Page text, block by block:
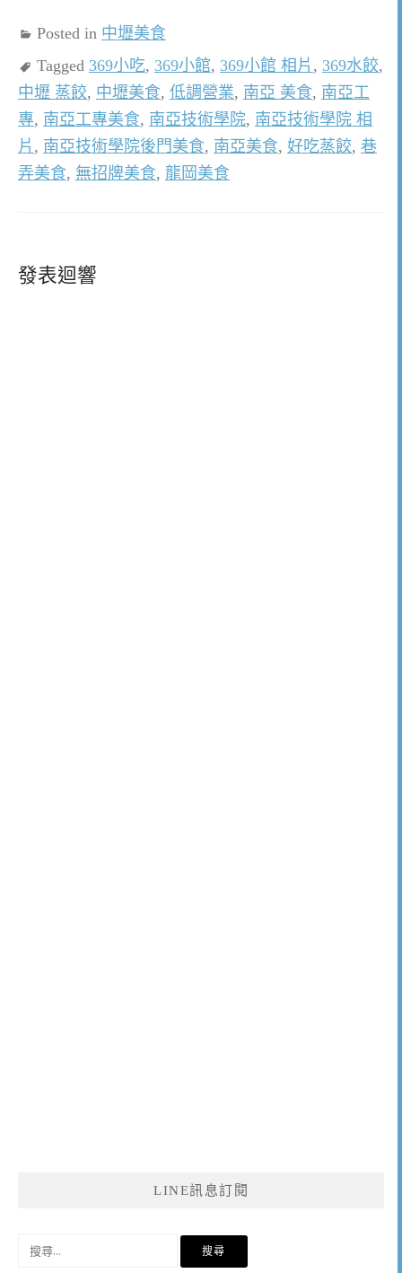
Posted in 中壢美食
Tagged 369小吃, 369小館, 369小館 相片 , 369水餃,
中壢 蒸餃, 中壢美食, 低調營業, 南亞 美食, 南亞工
專, 南亞工專美食, 南亞技術學院, 南亞技術學院 相
片 , 南亞技術學院後門美食, 南亞美食, 好吃蒸餃, 巷
弄美食, 無招牌美食, 龍岡美食
發表迴響
LINE訊息訂閱